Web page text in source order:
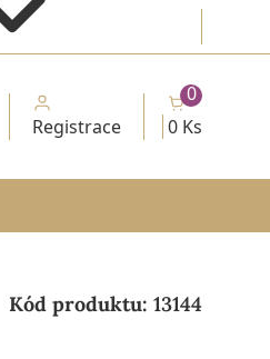
Registrace 0 Ks
0
Kód produktu: 13144